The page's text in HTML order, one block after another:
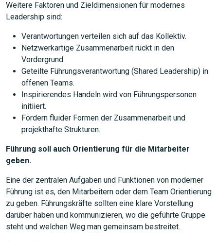
Weitere Faktoren und Zieldimensionen für modernes
Leadership sind:
Verantwortungen verteilen sich auf das Kollektiv.
Netzwerkartige Zusammenarbeit rückt in den
Vordergrund.
Geteilte Führungsverantwortung (Shared Leadership) in
offenen Teams.
Inspirierendes Handeln wird von Führungspersonen
initiiert.
Fördern fluider Formen der Zusammenarbeit und
projekthafte Strukturen.
Führung soll auch Orientierung für die Mitarbeiter
geben.
Eine der zentralen Aufgaben und Funktionen von moderner
Führung ist es, den Mitarbeitern oder dem Team Orientierung
zu geben. Führungskräfte sollten eine klare Vorstellung
darüber haben und kommunizieren, wo die geführte Gruppe
steht und welchen Weg man gemeinsam bestreitet.